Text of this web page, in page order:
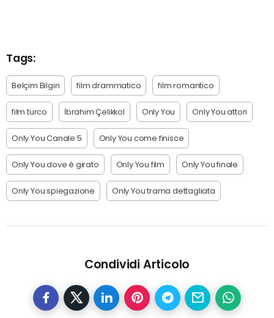
Tags:
Belçim Bilgin film drammatico film romantico
film turco İbrahim Çelikkol Only You Only You attori
Only You Canale 5 Only You come finisce
Only You dove è girato Only You film Only You finale
Only You spiegazione Only You trama dettagliata
Condividi Articolo